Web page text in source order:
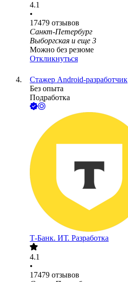
4.1
•
17479 отзывов
Санкт-Петербург
Выборгская и еще 3
Можно без резюме
Откликнуться
Стажер Android-разработчик
Без опыта
Подработка
Т-Банк. ИТ. Разработка
4.1
•
17479 отзывов